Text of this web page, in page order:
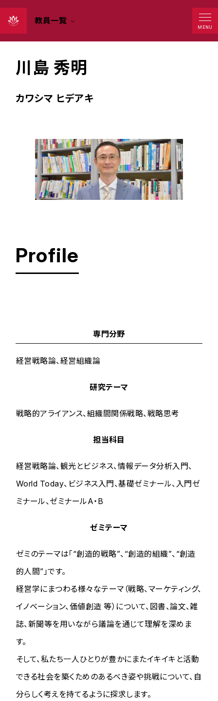
教員一覧
MENU
准教授
川島 秀明
カワシマ ヒデアキ
Profile
専門分野
経営戦略論、経営組織論
研究テーマ
戦略的アライアンス、組織間関係戦略、戦略思考
担当科目
経営戦略論、観光とビジネス、情報データ分析入門、
World Today、ビジネス入門、基礎ゼミナール、入門ゼ
ミナール、ゼミナールA・B
ゼミテーマ
ゼミのテーマは「“創造的戦略”、“創造的組織”、“創造
的人間”」です。
経営学にまつわる様々なテーマ（戦略、マーケティング、
イノベーション、価値創造 等）について、図書、論文、雑
誌、新聞等を用いながら議論を通じて理解を深めま
す。
そして、私たち一人ひとりが豊かにまたイキイキと活動
できる社会を築くためのあるべき姿や挑戦について、自
分らしく考えを持てるように探求します。